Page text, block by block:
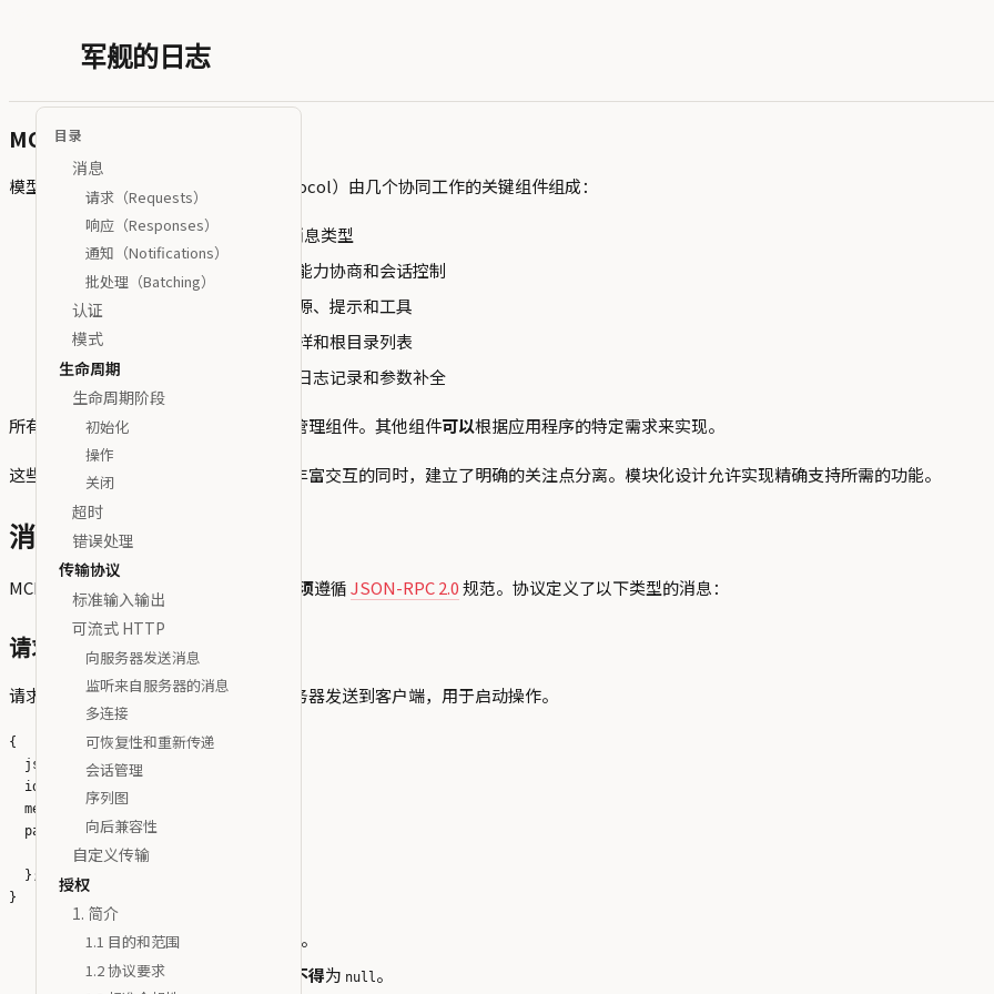
军舰的日志
目录
消息
请求（Requests）
响应（Responses）
通知（Notifications）
批处理（Batching）
认证
模式
生命周期
生命周期阶段
初始化
操作
关闭
超时
错误处理
传输协议
标准输入输出
可流式 HTTP
向服务器发送消息
监听来自服务器的消息
多连接
可恢复性和重新传递
会话管理
序列图
向后兼容性
自定义传输
授权
1. 简介
1.1 目的和范围
1.2 协议要求
MCP 基础协议
模型上下文协议（Model Context Protocol）由几个协同工作的关键组件组成：
基础协议：核心 JSON-RPC 消息类型
生命周期管理 ：连接初始化、能力协商和会话控制
服务器功能
：服务器提供的资源、提示和工具
客户端功能
：客户端提供的采样和根目录列表
实用工具
：跨领域关注点，如日志记录和参数补全
所有实现 必须支持基础协议和生命周期管理组件。其他组件可以根据应用程序的特定需求来实现。
这些协议层在实现客户端和服务器之间丰富交互的同时，建立了明确的关注点分离。模块化设计允许实现精确支持所需的功能。
消息
MCP 客户端和服务器之间的所有消息 必须遵循JSON-RPC 2.0规范。协议定义了以下类型的消息：
请求（Requests）
请求从客户端发送到服务器，或者从服务器发送到客户端，用于启动操作。
{
  jsonrpc: "2.0";
  id: string | number;
  method: string;
  params?: {
    [key: string]: unknown;
  };
请求必须包含字符串或整数 ID。
与基本 JSON-RPC 不同，ID
不得为 null。